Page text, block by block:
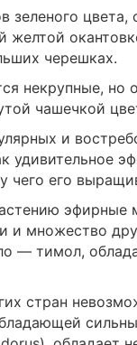
зеленого
желтой
черешках.
некрупные, но
чашечкой
и
чего его
эфирные
и множество
— тимол,
стран